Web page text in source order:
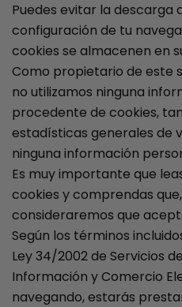
Puedes evitar la descarga
configuración de tu
cookies se almacenen en
Como propietario de este
no utilizamos ninguna
procedente de cookies,
estadísticas generales de
ninguna información
Es muy importante que
cookies y comprendas
consideraremos que
Según los términos
Ley 34/2002 de Servicios
Información y Comercio
navegando, estarás